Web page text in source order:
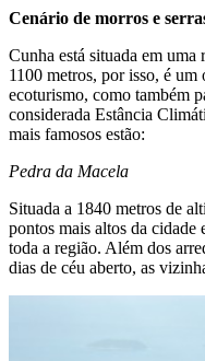
Cenário de morros e
Cunha está situada em
1100 metros, por isso, é
ecoturismo, como também
considerada Estância
mais famosos estão:
Pedra da Macela
Situada a 1840 metros de
pontos mais altos da cidade
toda a região. Além dos
dias de céu aberto, as